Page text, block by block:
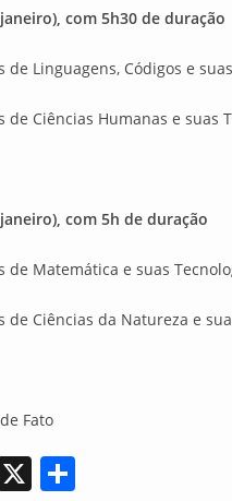
com 5h30 de duração
de Linguagens, Códigos e
de Ciências Humanas e suas
com 5h de duração
de Matemática e suas
de Ciências da Natureza e
Fato
X